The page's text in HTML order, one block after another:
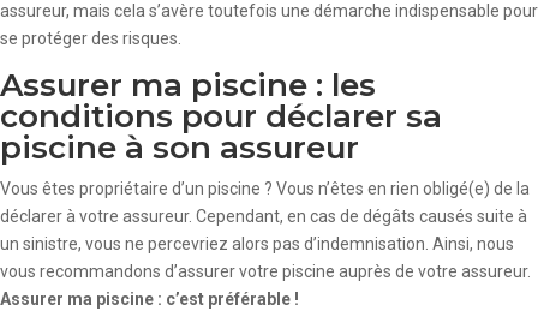
assureur, mais cela s’avère toutefois une démarche indispensable pour
se protéger des risques.
Assurer ma piscine : les
conditions pour déclarer sa
piscine à son assureur
Vous êtes propriétaire d’un piscine ? Vous n’êtes en rien obligé(e) de la
déclarer à votre assureur. Cependant, en cas de dégâts causés suite à
un sinistre, vous ne percevriez alors pas d’indemnisation. Ainsi, nous
vous recommandons d’assurer votre piscine auprès de votre assureur.
Assurer ma piscine : c’est préférable !